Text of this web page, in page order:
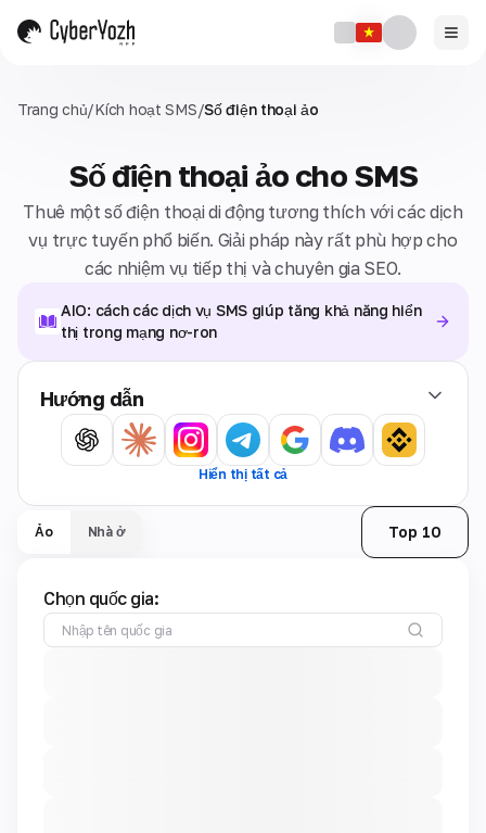
Trang chủ/Kích hoạt SMS/Số điện thoại ảo
Số điện thoại ảo cho SMS
Thuê một số điện thoại di động tương thích với các dịch
vụ trực tuyến phổ biến. Giải pháp này rất phù hợp cho
các nhiệm vụ tiếp thị và chuyên gia SEO.
AIO: cách các dịch vụ SMS giúp tăng khả năng hiển
thị trong mạng nơ-ron
Hướng dẫn
Hiển thị tất cả
Ảo Nhà ở Top 10
Chọn quốc gia: